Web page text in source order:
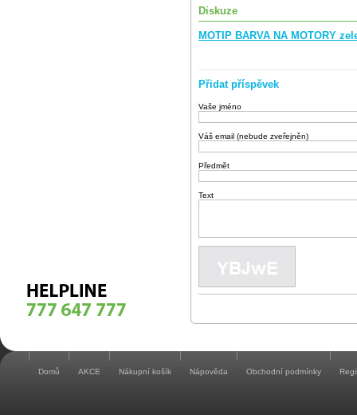
Diskuze
MOTIP BARVA NA MOTORY
Přidat příspěvek
Vaše jméno
Váš email (nebude zveřejněn)
Předmět
Text
Domů AKCE Nákupní košík Nápověda Obchodní podmínky